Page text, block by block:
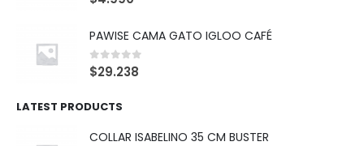
PAWISE CAMA GATO IGLOO CAFÉ
0out of 5
$29.238
LATEST PRODUCTS
COLLAR ISABELINO 35 CM BUSTER